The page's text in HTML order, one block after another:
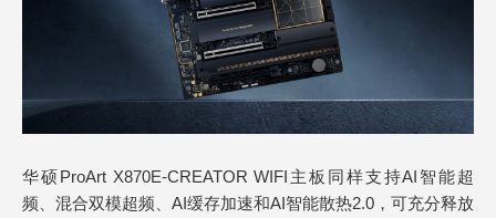
华硕ProArt X870E-CREATOR WIFI主板同样支持AI智能超
频、混合双模超频、AI缓存加速和AI智能散热2.0，可充分释放